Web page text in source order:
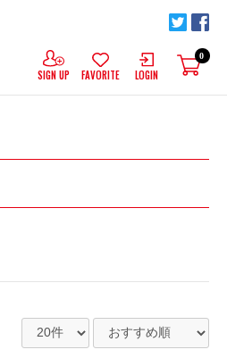
SIGN UP FAVORITE LOGIN
0